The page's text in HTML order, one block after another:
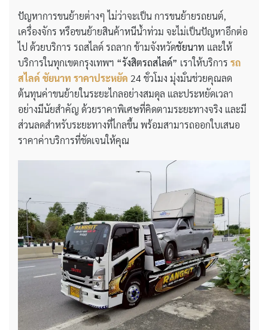
ปัญหาการขนย้ายต่างๆ ไม่ว่าจะเป็น การขนย้ายรถยนต์,
เครื่องจักร หรือขนย้ายสินค้าหนีน้ำท่วม จะไม่เป็นปัญหาอีกต่อ
ไป ด้วยบริการ รถสไลด์ รถลาก ข้ามจังหวัดชัยนาท และให้
บริการในทุกเขตกรุงเทพฯ “รังสิตรถสไลด์” เราให้บริการ รถ
สไลด์ ชัยนาท ราคาประหยัด 24 ชั่วโมง มุ่งมั่นช่วยคุณลด
ต้นทุนค่าขนย้ายในระยะไกลอย่างสมดุล และประหยัดเวลา
อย่างมีนัยสำคัญ ด้วยราคาพิเศษที่คิดตามระยะทางจริง และมี
ส่วนลดสำหรับระยะทางที่ไกลขึ้น พร้อมสามารถออกใบเสนอ
ราคาค่าบริการที่ชัดเจนให้คุณ